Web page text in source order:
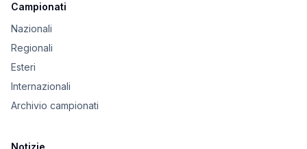
Campionati
Nazionali
Regionali
Esteri
Internazionali
Archivio campionati
Notizie